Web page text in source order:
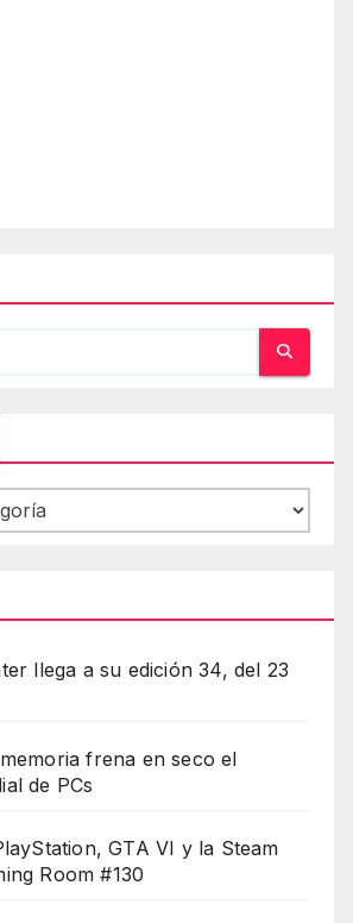
llega a su edición 34, del 23
frena en seco el
de PCs
GTA VI y la Steam
Room #130